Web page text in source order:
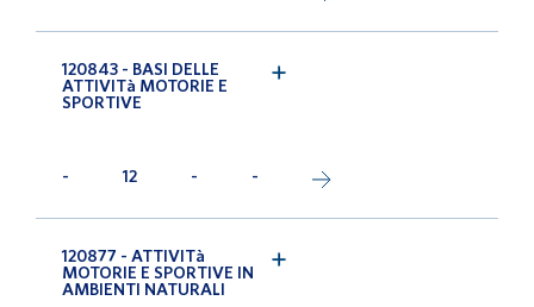
120843 - BASI DELLE
ATTIVITà MOTORIE E
SPORTIVE
- 12 - -
120877 - ATTIVITà
MOTORIE E SPORTIVE IN
AMBIENTI NATURALI